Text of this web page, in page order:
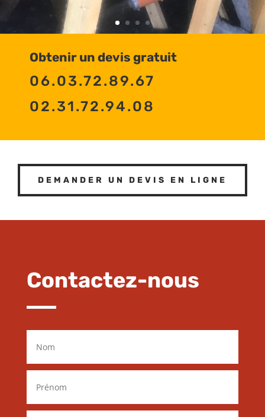
Obtenir un devis gratuit
06.03.72.89.67
02.31.72.94.08
DEMANDER UN DEVIS EN LIGNE
Contactez-nous